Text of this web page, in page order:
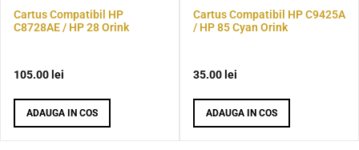
Cartus Compatibil HP
C8728AE / HP 28 Orink
105.00 lei
ADAUGA IN COS
Cartus Compatibil HP C9425A
/ HP 85 Cyan Orink
35.00 lei
ADAUGA IN COS